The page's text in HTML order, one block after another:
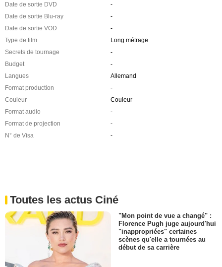
Date de sortie DVD
-
Date de sortie Blu-ray
-
Date de sortie VOD
-
Type de film
Long métrage
Secrets de tournage
-
Budget
-
Langues
Allemand
Format production
-
Couleur
Couleur
Format audio
-
Format de projection
-
N° de Visa
-
Toutes les actus Ciné
"Mon point de vue a changé" :
Florence Pugh juge aujourd'hui
"inappropriées" certaines
scènes qu'elle a tournées au
début de sa carrière